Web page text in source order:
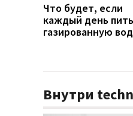
Что будет, если
каждый день пить
газированную
Внутри